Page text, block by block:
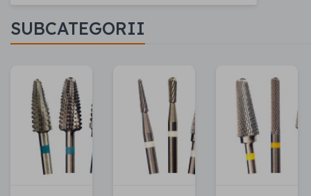
SUBCATEGORII